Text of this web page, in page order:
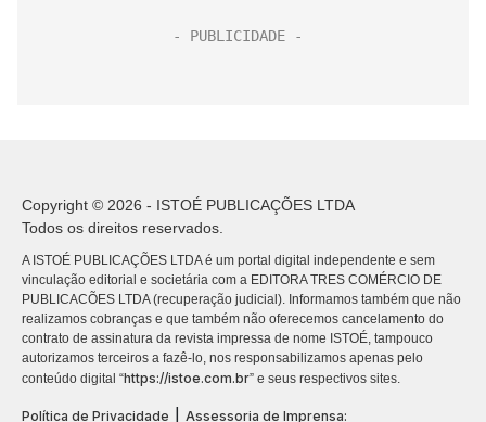
Copyright © 2026 - ISTOÉ PUBLICAÇÕES LTDA
Todos os direitos reservados.
A ISTOÉ PUBLICAÇÕES LTDA é um portal digital independente e sem
vinculação editorial e societária com a EDITORA TRES COMÉRCIO DE
PUBLICACÕES LTDA (recuperação judicial). Informamos também que não
realizamos cobranças e que também não oferecemos cancelamento do
contrato de assinatura da revista impressa de nome ISTOÉ, tampouco
autorizamos terceiros a fazê-lo, nos responsabilizamos apenas pelo
conteúdo digital “https://istoe.com.br” e seus respectivos sites.
Política de Privacidade Assessoria de Imprensa: